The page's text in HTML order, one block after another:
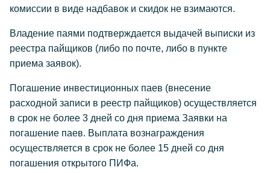
комиссии в виде надбавок и скидок не взимаются.
Владение паями подтверждается выдачей выписки из
реестра пайщиков (либо по почте, либо в пункте
приема заявок).
Погашение инвестиционных паев (внесение
расходной записи в реестр пайщиков) осуществляется
в срок не более 3 дней со дня приема Заявки на
погашение паев. Выплата вознаграждения
осуществляется в срок не более 15 дней со дня
погашения открытого ПИФа.